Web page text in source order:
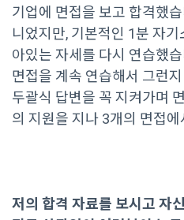
기업에 면접을 보고 합격했
니었지만, 기본적인 1분 자
아있는 자세를 다시 연습했
면접을 계속 연습해서 그런
두괄식 답변을 꼭 지켜가며
의 지원을 지나 3개의 면접
저의 합격 자료를 보시고 자